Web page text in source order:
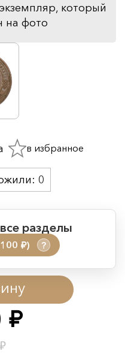
который
на фото
руб.
разделы
руб.) ?
08.08.2026 00:01
09.08.2026 23:59
0
в избранное